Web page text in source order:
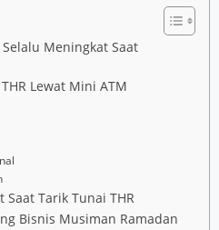
Meningkat Saat
Lewat Mini ATM
Saat Tarik Tunai THR
Bisnis Musiman Ramadan